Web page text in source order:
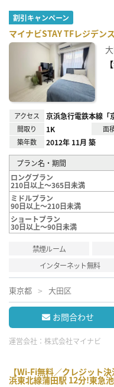
割引キャンペーン
マイナビSTAY TFレジデン
アクセス 京浜急行電鉄本線「
間取り 1K 面
築年数 2012年 11月 築
プラン名・期間
ロングプラン
210日以上～365日未満
ミドルプラン
90日以上～210日未満
ショートプラン
30日以上～90日未満
禁煙ルーム
インターネット無料
東京都 大田区
お問合わせ
運営会社： 株式会社マイナビ
【Wi-Fi無料／クレジット
浜東北線蒲田駅 12分!東急